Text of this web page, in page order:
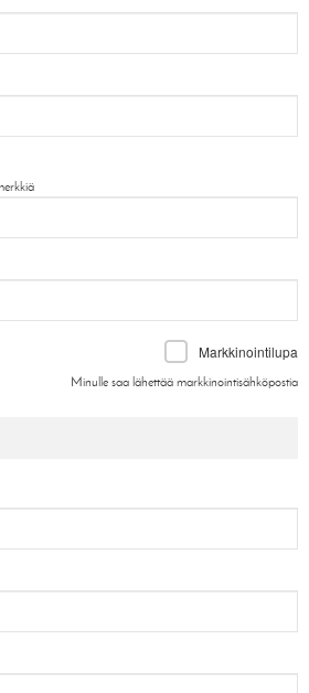
Markkinointilupa
Minulle saa lähettää markkinointisähköpostia